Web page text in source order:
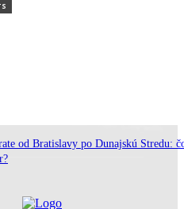
od Bratislavy po Dunajskú Stredu: